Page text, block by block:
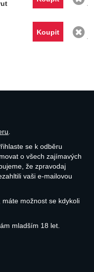
Koupit
se k odběru
o všech zajímavých
že zpravodaj
vaši e-mailovou
možnost se kdykoli
mladším 18 let.